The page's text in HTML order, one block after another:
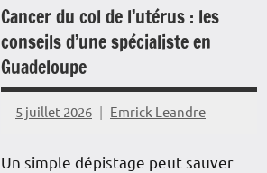
Cancer du col de l’utérus : les
conseils d’une spécialiste en
Guadeloupe
5 juillet 2026 Emrick Leandre
Un simple dépistage peut sauver